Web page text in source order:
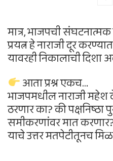
मात्र, भाजपची
प्रयत्न हे नाराजी दूर
यावरही निकालाची
आता प्रश्न एकच…
भाजपमधील नाराजी
ठरणार का? की पक्षनिष्ठा
समीकरणांवर मात
याचे उत्तर मतपेटीतूनच